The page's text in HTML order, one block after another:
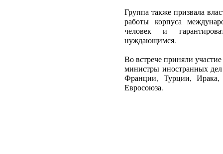
Группа также призвала
работы корпуса
человек и
нуждающимся.
Во встрече приняли
министры иностранных
Франции, Турции, Ирака,
Евросоюза.